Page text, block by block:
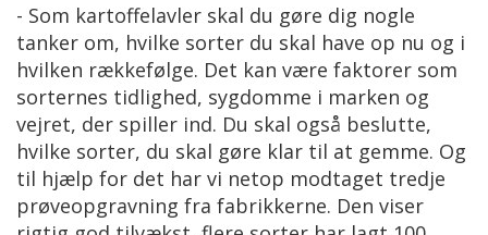
- Som kartoffelavler skal du gøre dig nogle
tanker om, hvilke sorter du skal have op nu og i
hvilken rækkefølge. Det kan være faktorer som
sorternes tidlighed, sygdomme i marken og
vejret, der spiller ind. Du skal også beslutte,
hvilke sorter, du skal gøre klar til at gemme. Og
til hjælp for det har vi netop modtaget tredje
prøveopgravning fra fabrikkerne. Den viser